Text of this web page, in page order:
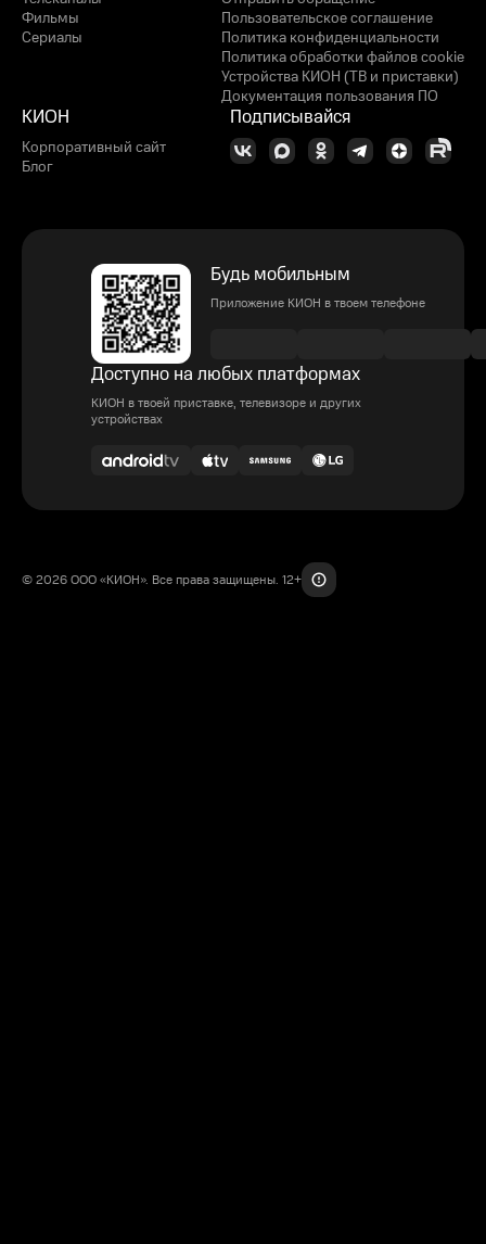
Фильмы
Сериалы
Пользовательское соглашение
Политика конфиденциальности
Политика обработки файлов cookie
Устройства КИОН (ТВ и приставки)
Документация пользования ПО
КИОН
Корпоративный сайт
Блог
Подписывайся
Будь мобильным
Приложение КИОН в твоем телефоне
Доступно на любых платформах
КИОН в твоей приставке, телевизоре и других
устройствах
© 2026 ООО «КИОН». Все права защищены. 12+